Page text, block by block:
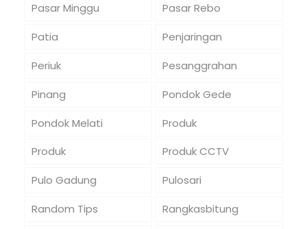
Pasar Minggu
Pasar Rebo
Patia
Penjaringan
Periuk
Pesanggrahan
Pinang
Pondok Gede
Pondok Melati
Produk
Produk
Produk CCTV
Pulo Gadung
Pulosari
Random Tips
Rangkasbitung